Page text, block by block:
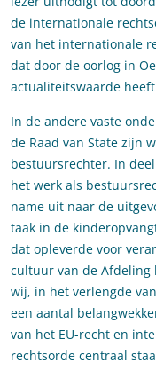
de internationale
van het internationale
dat door de oorlog in
actualiteitswaarde
In de andere vaste
de Raad van State zijn
bestuursrechter. In
het werk als
name uit naar de
taak in de
dat opleverde voor
cultuur van de Afdeling
wij, in het verlengde
een aantal
van het EU-recht en
rechtsorde centraal